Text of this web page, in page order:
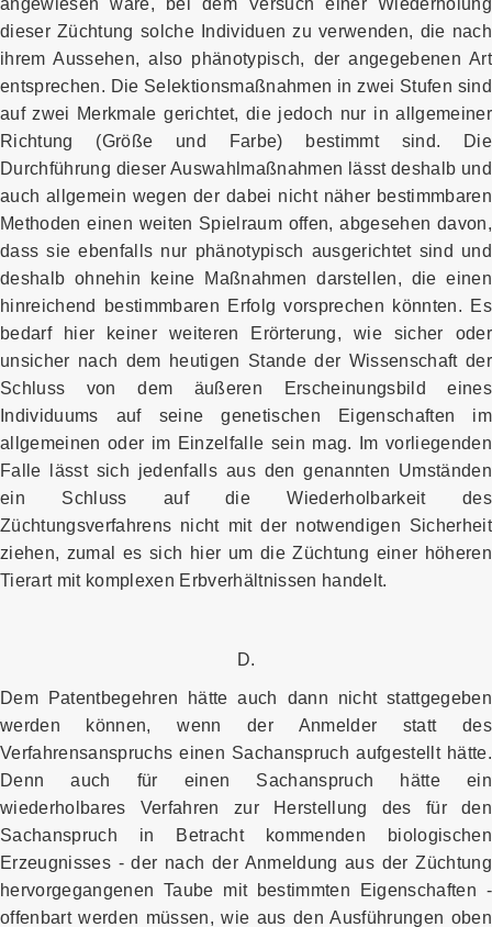
angewiesen wäre, bei dem Versuch einer Wiederholung
dieser Züchtung solche Individuen zu verwenden, die nach
ihrem Aussehen, also phänotypisch, der angegebenen Art
entsprechen. Die Selektionsmaßnahmen in zwei Stufen sind
auf zwei Merkmale gerichtet, die jedoch nur in allgemeiner
Richtung (Größe und Farbe) bestimmt sind. Die
Durchführung dieser Auswahlmaßnahmen lässt deshalb und
auch allgemein wegen der dabei nicht näher bestimmbaren
Methoden einen weiten Spielraum offen, abgesehen davon,
dass sie ebenfalls nur phänotypisch ausgerichtet sind und
deshalb ohnehin keine Maßnahmen darstellen, die einen
hinreichend bestimmbaren Erfolg vorsprechen könnten. Es
bedarf hier keiner weiteren Erörterung, wie sicher oder
unsicher nach dem heutigen Stande der Wissenschaft der
Schluss von dem äußeren Erscheinungsbild eines
Individuums auf seine genetischen Eigenschaften im
allgemeinen oder im Einzelfalle sein mag. Im vorliegenden
Falle lässt sich jedenfalls aus den genannten Umständen
ein Schluss auf die Wiederholbarkeit des
Züchtungsverfahrens nicht mit der notwendigen Sicherheit
ziehen, zumal es sich hier um die Züchtung einer höheren
Tierart mit komplexen Erbverhältnissen handelt.
D.
Dem Patentbegehren hätte auch dann nicht stattgegeben
werden können, wenn der Anmelder statt des
Verfahrensanspruchs einen Sachanspruch aufgestellt hätte.
Denn auch für einen Sachanspruch hätte ein
wiederholbares Verfahren zur Herstellung des für den
Sachanspruch in Betracht kommenden biologischen
Erzeugnisses - der nach der Anmeldung aus der Züchtung
hervorgegangenen Taube mit bestimmten Eigenschaften -
offenbart werden müssen, wie aus den Ausführungen oben